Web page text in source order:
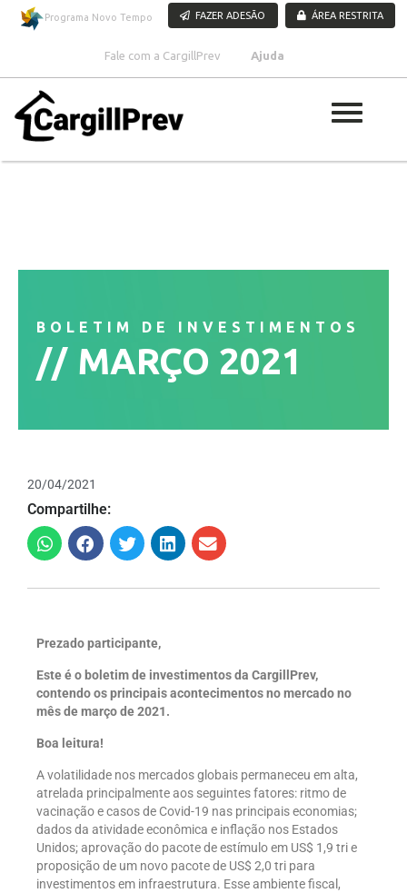
Pular para o conteúdo
Programa Novo Tempo FAZER ADESÃO ÁREA RESTRITA
Fale com a CargillPrev Ajuda
BOLETIM DE INVESTIMENTOS
// MARÇO 2021
20/04/2021
Compartilhe:
Prezado participante,
Este é o boletim de investimentos da CargillPrev,
contendo os principais acontecimentos no mercado no
mês de março de 2021.
Boa leitura!
A volatilidade nos mercados globais permaneceu em alta,
atrelada principalmente aos seguintes fatores: ritmo de
vacinação e casos de Covid-19 nas principais economias;
dados da atividade econômica e inflação nos Estados
Unidos; aprovação do pacote de estímulo em US$ 1,9 tri e
proposição de um novo pacote de US$ 2,0 tri para
investimentos em infraestrutura. Esse ambiente fiscal,